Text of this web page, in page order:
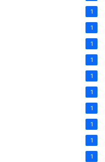
1
1
1
1
1
1
1
1
1
1